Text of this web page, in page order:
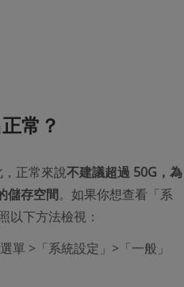
常？
正常來說不建議超過 50G，為
儲存空間。如果你想查看「系
以下方法檢視：
單 >「系統設定」>「一般」